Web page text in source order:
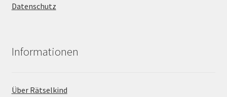
Datenschutz
Informationen
Über Rätselkind